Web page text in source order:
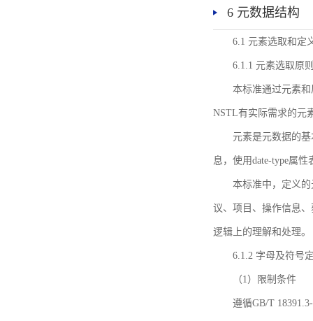
6 元数据结构
6.1 元素选取和定
6.1.1 元素选取原
本标准通过元素
NSTL有实际需求的元
元素是元数据的
息，使用date-type属
本标准中，定义
议、项目、操作信息
逻辑上的理解和处理。
6.1.2 字母及符号
（1）限制条件
遵循GB/T